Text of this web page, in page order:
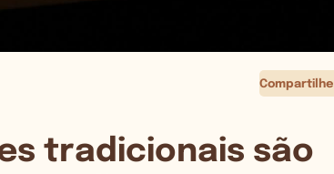
Compartilhe
tradicionais são